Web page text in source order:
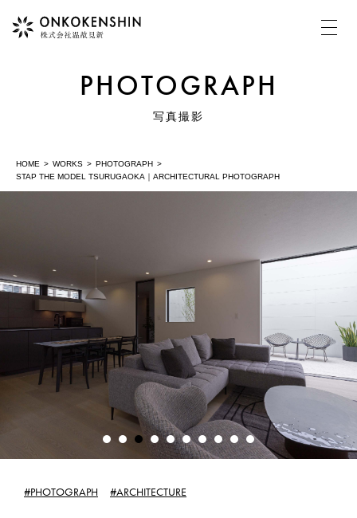
COMPANY
MOVIE
動画制作・映像制作
PHOTOGRAPH
写真撮影
WEB PRODUCTION
GRAPHIC DESIGN
グラフィックデザイン
PHOTOGRAPH
写真撮影
HOME WORKS
PHOTOGRAPH
STAP THE MODEL TSURUGAOKA｜ARCHITECTURAL PHOTOGRAPH
#PHOTOGRAPH #ARCHITECTURE